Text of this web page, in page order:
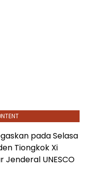
pada Selasa
Tiongkok Xi
UNESCO